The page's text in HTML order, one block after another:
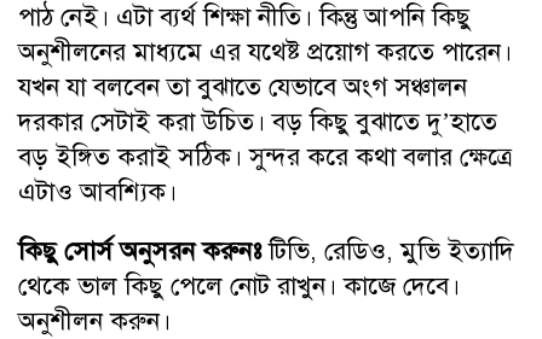
পাঠ নেই। এটা ব্যর্থ শিক্ষা নীতি। কিন্তু আপনি কিছু
অনুশীলনের মাধ্যমে এর যথেষ্ট প্রয়োগ করতে পারেন।
যখন যা বলবেন তা বুঝাতে যেভাবে অংগ সঞ্চালন
দরকার সেটাই করা উচিত। বড় কিছু বুঝাতে দু’হাতে
বড় ইঙ্গিত করাই সঠিক। সুন্দর করে কথা বলার ক্ষেত্রে
এটাও আবশ্যিক।
কিছু সোর্স অনুসরন করুনঃটিভি, রেডিও, মুভি ইত্যাদি
থেকে ভাল কিছু পেলে নোট রাখুন। কাজে দেবে।
অনুশীলন করুন।